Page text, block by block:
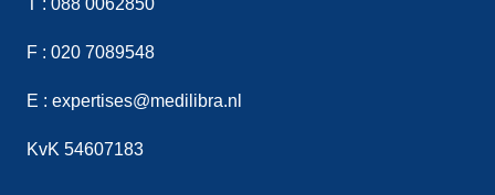
T :088 0062850
F : 020 7089548
E : expertises@medilibra.nl
KvK 54607183